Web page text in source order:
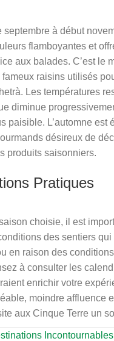
septembre à début
flamboyantes et
aux balades. C’est le
fameux raisins utilisés
Les températures
diminue
paisible. L’automne est
désireux de
produits saisonniers.
Pratiques
choisie, il est
des sentiers
en raison des
à consulter les
enrichir votre
moindre affluence
aux Cinque Terre un
Incontournables